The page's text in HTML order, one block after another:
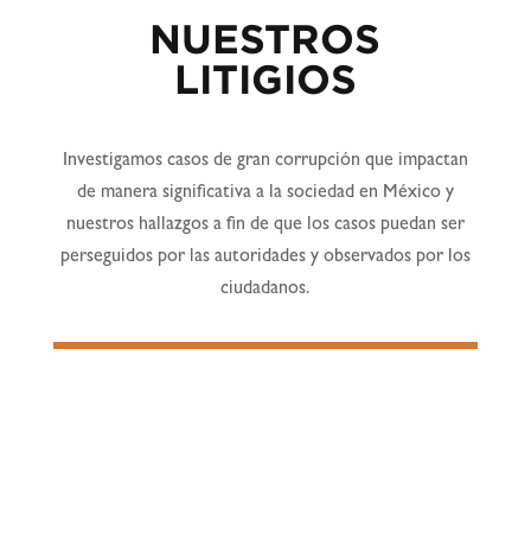
NUESTROS
LITIGIOS
Investigamos casos de gran corrupción que impactan
de manera significativa a la sociedad en México y
nuestros hallazgos a fin de que los casos puedan ser
perseguidos por las autoridades y observados por los
ciudadanos.